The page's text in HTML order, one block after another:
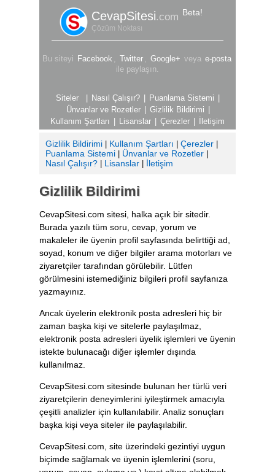
CevapSitesi.com Beta!
Çözüm Noktası
Bu siteyi Facebook , Twitter , Google+ veya e-posta
ile paylaşın.
Nasıl Çalışır? Puanlama Sistemi
Ünvanlar ve Rozetler
Gizlilik Bildirimi
Kullanım Şartları
Lisanslar Çerezler İletişim
Gizlilik Bildirimi Kullanım Şartları Çerezler
Puanlama Sistemi Ünvanlar ve Rozetler
Nasıl Çalışır? Lisanslar İletişim
Gizlilik Bildirimi
CevapSitesi.com sitesi, halka açık bir sitedir.
Burada yazılı tüm soru, cevap, yorum ve
makaleler ile üyenin profil sayfasında belirttiği ad,
soyad, konum ve diğer bilgiler arama motorları ve
ziyaretçiler tarafından görülebilir. Lütfen
görülmesini istemediğiniz bilgileri profil sayfanıza
yazmayınız.
Ancak üyelerin elektronik posta adresleri hiç bir
zaman başka kişi ve sitelerle paylaşılmaz,
elektronik posta adresleri üyelik işlemleri ve üyenin
istekte bulunacağı diğer işlemler dışında
kullanılmaz.
CevapSitesi.com sitesinde bulunan her türlü veri
ziyaretçilerin deneyimlerini iyileştirmek amacıyla
çeşitli analizler için kullanılabilir. Analiz sonuçları
başka kişi veya siteler ile paylaşılabilir.
CevapSitesi.com, site üzerindeki gezintiyi uygun
biçimde sağlamak ve üyenin işlemlerini (soru,